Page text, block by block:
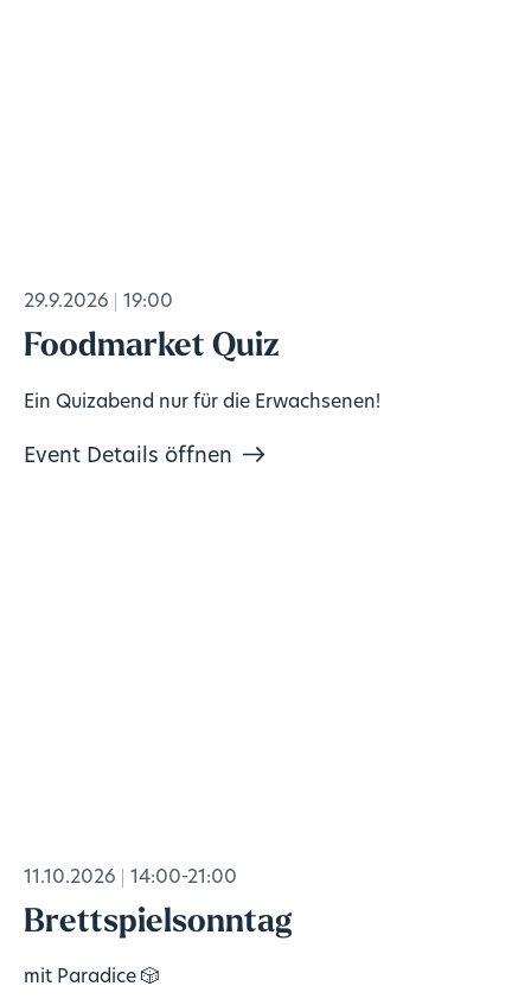
29.9.2026 19:00
Foodmarket Quiz
Ein Quizabend nur für die Erwachsenen!
Event Details öffnen
11.10.2026 14:00-21:00
Brettspielsonntag
mit Paradice 🎲